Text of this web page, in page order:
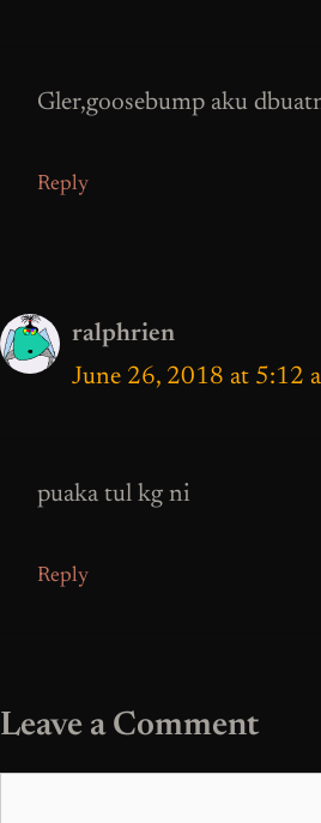
Gler,goosebump aku
Reply
ralphrien
June 26, 2018 at 5:12
puaka tul kg ni
Reply
Leave a Comment